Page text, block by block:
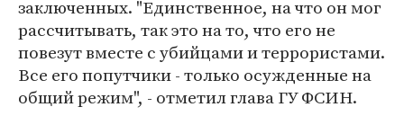
заключенных. "Единственное, на что он мог
рассчитывать, так это на то, что его не
повезут вместе с убийцами и террористами.
Все его попутчики - только осужденные на
общий режим", - отметил глава ГУ ФСИН.